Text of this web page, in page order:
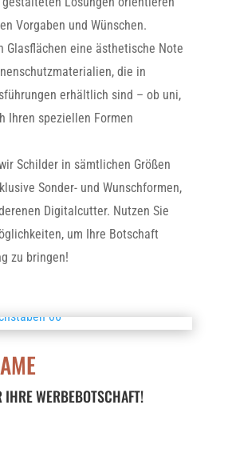
Vorgaben und Wünschen.
Glasflächen eine ästhetische Note
die in
erhältlich sind – ob uni,
Ihren speziellen Formen
Schilder in sämtlichen Größen
Sonder- und Wunschformen,
Digitalcutter. Nutzen Sie
um Ihre Botschaft
zu bringen!
WERBEBOTSCHAFT!